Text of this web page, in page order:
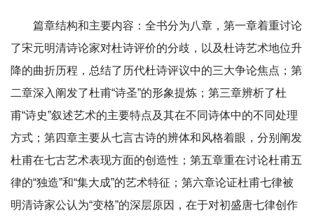
篇章结构和主要内容：全书分为八章，第一章着重讨论
了宋元明清诗论家对杜诗评价的分歧，以及杜诗艺术地位升
降的曲折历程，总结了历代杜诗评议中的三大争论焦点；第
二章深入阐发了杜甫“诗圣”的形象提炼；第三章辨析了杜
甫“诗史”叙述艺术的主要特点及其在不同诗体中的不同处理
方式；第四章主要从七言古诗的辨体和风格着眼，分别阐发
杜甫在七古艺术表现方面的创造性；第五章重在讨论杜甫五
律的“独造”和“集大成”的艺术特征；第六章论证杜甫七律被
明清诗家公认为“变格”的深层原因，在于对初盛唐七律创作